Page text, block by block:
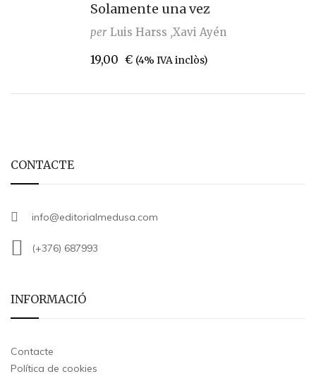
Solamente una vez
per Luis Harss Xavi Ayén
19,00 € (4% IVA inclòs)
CONTACTE
info@editorialmedusa.com
(+376) 687993
INFORMACIÓ
Contacte
Política de cookies